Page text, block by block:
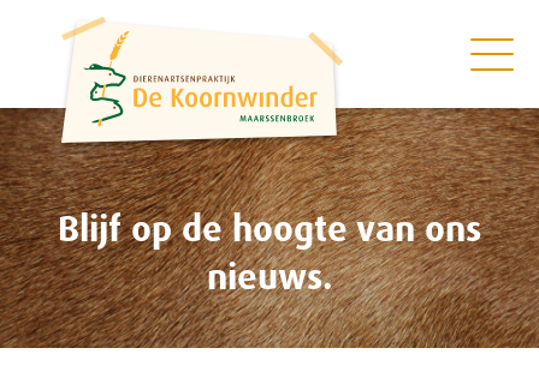
Blijf op de hoogte van ons
nieuws.